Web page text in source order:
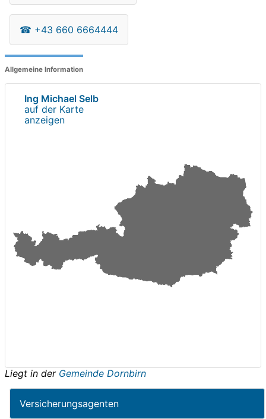
☎ +43 660 6664444
Allgemeine Information
Ing Michael Selb
auf der Karte
anzeigen
Liegt in der Gemeinde Dornbirn
Versicherungsagenten